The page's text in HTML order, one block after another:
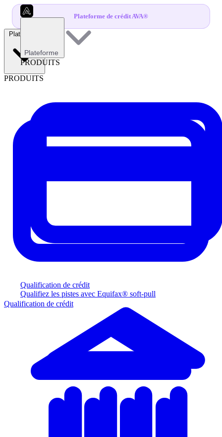
Plateforme de crédit AVA®
Plateforme
PRODUITS
Qualification de crédit
Qualifiez les pistes avec Equifax® soft-pull
Plateforme
PRODUITS
Qualification de crédit